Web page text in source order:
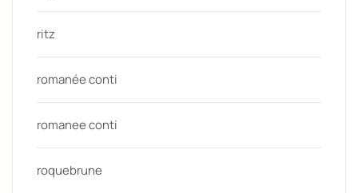
ritz
romanée conti
romanee conti
roquebrune